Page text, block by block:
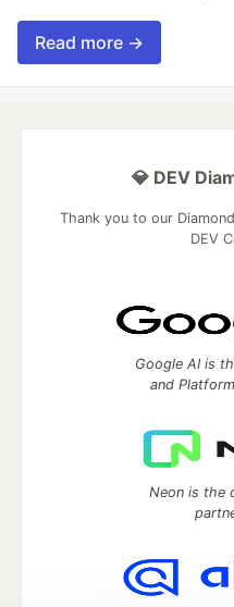
Read more →
💎 DEV
Thank you to our
DEV
Google AI is
and
Neon is the